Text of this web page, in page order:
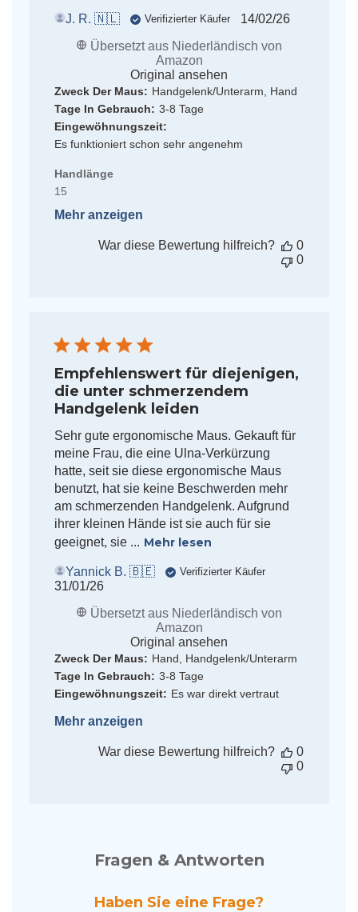
J. R. 🇳🇱 Verifizierter Käufer
14/02/26
Übersetzt aus Niederländisch von
Amazon
Original ansehen
Zweck Der Maus: Handgelenk/Unterarm, Hand
Tage In Gebrauch: 3-8 Tage
Eingewöhnungszeit:
Es funktioniert schon sehr angenehm
Handlänge
15
Mehr anzeigen
War diese Bewertung hilfreich?
0
0
Empfehlenswert für diejenigen,
die unter schmerzendem
Handgelenk leiden
Sehr gute ergonomische Maus. Gekauft für
meine Frau, die eine Ulna-Verkürzung
hatte, seit sie diese ergonomische Maus
benutzt, hat sie keine Beschwerden mehr
am schmerzenden Handgelenk. Aufgrund
ihrer kleinen Hände ist sie auch für sie
geeignet, sie ... Mehr lesen
Yannick B. 🇧🇪 Verifizierter Käufer
Veröffentlichungsdatum
31/01/26
Übersetzt aus Niederländisch von
Amazon
Original ansehen
Zweck Der Maus: Hand, Handgelenk/Unterarm
Tage In Gebrauch: 3-8 Tage
Eingewöhnungszeit: Es war direkt vertraut
Mehr anzeigen
War diese Bewertung hilfreich?
0
0
Fragen & Antworten
Haben Sie eine Frage?